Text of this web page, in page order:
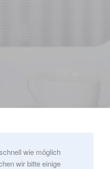
wie möglich
wir bitte einige